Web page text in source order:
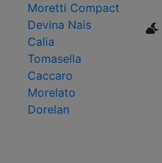
Moretti Compact
Devina Nais
Calia
Tomasella
Caccaro
Morelato
Dorelan